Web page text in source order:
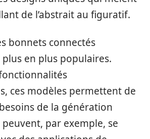
de l’abstrait au figuratif.
bonnets connectés
en plus populaires.
ces modèles permettent de
de la génération
par exemple, se